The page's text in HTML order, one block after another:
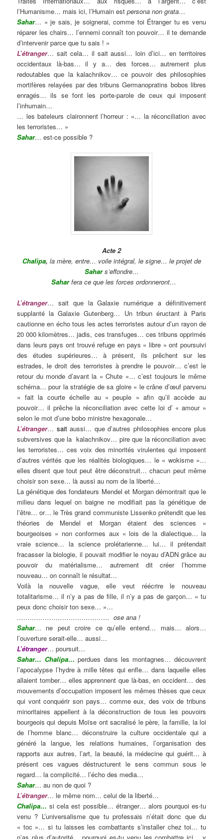
l’Humanisme… mais ici, l’Humain estpersona non grata…
Sahar… « je sais, je soignerai, comme toi Étranger tu es venu
réparer les chairs… l’ennemi connaît ton pouvoir… il te demande
d’intervenir parce que tu sais ! »
L’étranger… sait cela… il sait aussi… loin d’ici… en territoires
occidentaux là-bas… il y a… des forces… autrement plus
redoutables que la kalachnikov… ce pouvoir des philosophies
mortifères relayées par des tribuns Germanopratins bobos libres
enragés… ils se font les porte-parole de ceux qui imposent
l’inhumain…
… les bateleurs claironnent l’horreur : «… la réconciliation avec
les terroristes… »
Sahar… est-ce possible ?
Acte 2
Chalipa, la mère, entre… voile intégral, le signe… le projet de
Sahars’effondre…
Sahar fera ce que les forces ordonneront…
L’étranger… sait que la Galaxie numérique a définitivement
supplanté la Galaxie Gutenberg… Un tribun éructant à Paris
cautionne en écho tous les actes terroristes autour d’un rayon de
20 000 kilomètres… jadis, ces transfuges… ces tribuns opprimés
dans leurs pays ont trouvé refuge en pays « libre » ont poursuivi
des études supérieures… à présent, ils prêchent sur les
estrades, le droit des terroristes à prendre le pouvoir… c’est le
retour du monde d’avant la « Chute »… c’est toujours le même
schéma… pour la stratégie de sa gloire « le crâne d’œuf parvenu
» fait la courte échelle au « peuple » afin qu’il accède au
pouvoir… il prêche la réconciliation avec cette loi d’ « amour »
selon le mot d’une bobo ministre hexagonale…
L’étranger… saitaussi… que d’autres philosophies encore plus
subversives que la kalachnikov… pire que la réconciliation avec
les terroristes… ces voix des minorités virulentes qui imposent
d’autres vérités que les réalités biologiques… le « wokisme »…
elles disent que tout peut être déconstruit… chacun peut même
choisir son sexe… là aussi au nom de la liberté…
La génétique des fondateurs Mendel et Morgan démontrait que le
milieu dans lequel on baigne ne modifiait pas la génétique de
l’être… or… le Très grand communiste Lissenko prétendit que les
théories de Mendel et Morgan étaient des sciences «
bourgeoises » non conformes aux « lois de la dialectique… la
vraie science… la science prolétarienne… lui… il prétendait
fracasser la biologie, il pouvait modifier le noyau d’ADN grâce au
pouvoir du matérialisme… autrement dit créer l’homme
nouveau… on connaît le résultat…
Voilà la nouvelle vague, elle veut réécrire le nouveau
totalitarisme… il n’y a pas de fille, il n’y a pas de garçon… « tu
peux donc choisir ton sexe… »…
……………………………………. ose ana !
Sahar… ne peut croire ce qu’elle entend… mais… alors…
l’ouverture serait-elle… aussi…
L’étranger… poursuit…
Sahar… Chalipa… perdues dans les montagnes… découvrent
l’apocalypse l’hydre à mille têtes qui enfle… dans laquelle elles
allaient tomber… elles apprennent que là-bas, en occident… des
mouvements d’occupation imposent les mêmes thèses que ceux
qui vont conquérir son pays… comme eux, des voix de tribuns
minoritaires appellent à la déconstruction de tous les pouvoirs
bourgeois qui depuis Moïse ont sacralisé le père, la famille, la loi
de l’homme blanc… déconstruire la culture occidentale qui a
généré la langue, les relations humaines, l’organisation des
rapports aux autres, l’art, la beauté, la médecine qui guérit… à
présent ces vagues déstructurent le sens commun sous le
regard… la complicité… l’écho des media…
Sahar… au non de quoi ?
L’étranger… le même nom… celui de la liberté…
Chalipa… si cela est possible… étranger… alors pourquoi es-tu
venu ? L’universalisme que tu professais n’était donc que du
« toc »… si tu laisses les combattants s’installer chez toi… tu